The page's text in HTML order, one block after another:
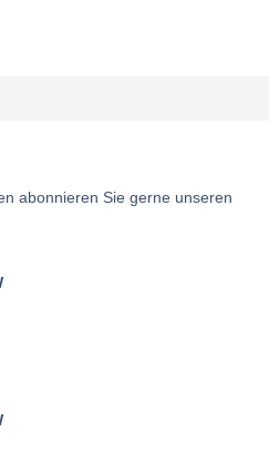
abonnieren Sie gerne unseren